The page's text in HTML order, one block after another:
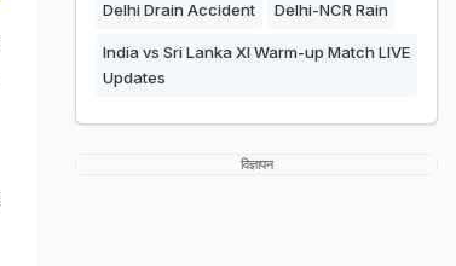
Delhi Drain Accident Delhi-NCR Rain
India vs Sri Lanka XI Warm-up Match LIVE
Updates
विज्ञापन